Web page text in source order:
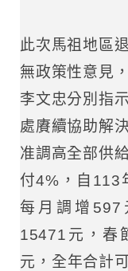
此次馬祖地區
無政策性意見
李文忠分別指
處賡續協助解
准調高全部供
付4%，自113
每月調增597
15471元，春
元，全年合計